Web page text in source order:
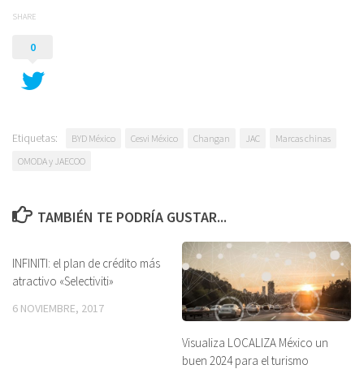
SHARE
0
Etiquetas: BYD México Cesvi México Changan JAC
Marcas chinas
OMODA y JAECOO
TAMBIÉN TE PODRÍA GUSTAR...
INFINITI: el plan de crédito más
atractivo «Selectiviti»
6 NOVIEMBRE, 2017
Visualiza LOCALIZA México un
buen 2024 para el turismo